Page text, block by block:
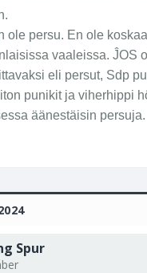
ole persu. En ole
vaaleissa. ĴOS
eli persut, Sdp
punikit ja viherhippi
äänestäisin persuja.
Spur